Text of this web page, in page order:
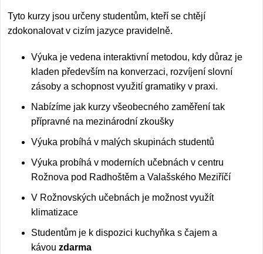
Tyto kurzy jsou určeny studentům, kteří se chtějí
zdokonalovat v cizím jazyce pravidelně.
Výuka je vedena interaktivní metodou, kdy důraz je
kladen především na konverzaci, rozvíjení slovní
zásoby a schopnost využití gramatiky v praxi.
Nabízíme jak kurzy všeobecného zaměření tak
přípravné na mezinárodní zkoušky
Výuka probíhá v malých skupinách studentů
Výuka probíhá v moderních učebnách v centru
Rožnova pod Radhoštěm a Valašského Meziříčí
V Rožnovských učebnách je možnost využít
klimatizace
Studentům je k dispozici kuchyňka s čajem a
kávou zdarma